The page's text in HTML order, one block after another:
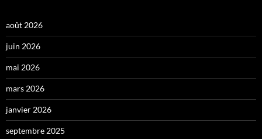
août 2026
juin 2026
mai 2026
mars 2026
janvier 2026
septembre 2025